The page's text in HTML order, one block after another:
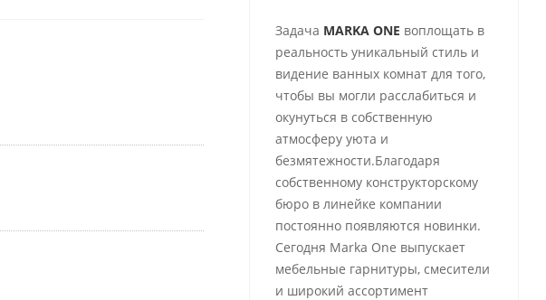
Задача MARKA ONE воплощать в
реальность уникальный стиль и
видение ванных комнат для того,
чтобы вы могли расслабиться и
окунуться в собственную
атмосферу уюта и
безмятежности.Благодаря
собственному конструкторскому
бюро в линейке компании
постоянно появляются новинки.
Сегодня Marka One выпускает
мебельные гарнитуры, смесители
и широкий ассортимент